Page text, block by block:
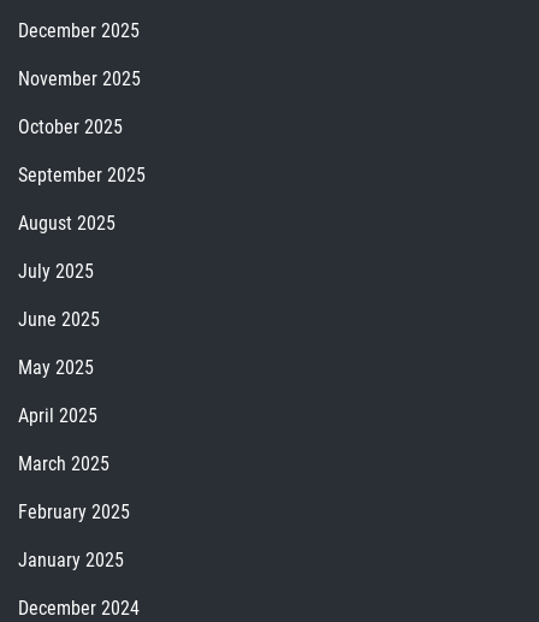
December 2025
November 2025
October 2025
September 2025
August 2025
July 2025
June 2025
May 2025
April 2025
March 2025
February 2025
January 2025
December 2024